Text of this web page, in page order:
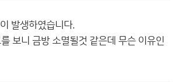
발생하였습니다.
보니 금방 소멸될것 같은데 무슨 이유인